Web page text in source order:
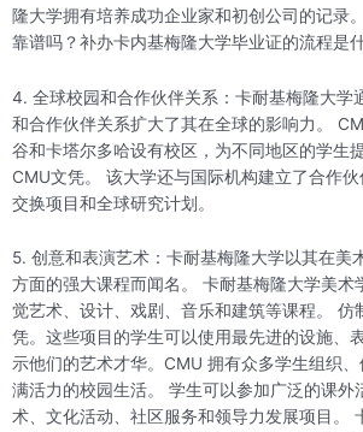
隆大学拥有培养成功企业家和初创公司的记录
靠谱吗？补办卡内基梅隆大学毕业证的流程是
4. 全球校园和合作伙伴关系：卡耐基梅隆大学
和合作伙伴关系扩大了其在全球的影响力。
谷和卡塔尔多哈设有校区，为不同地区的学生
CMU文凭。 该大学还与国际机构建立了合作
交换项目和全球研究计划。
5. 创意和表演艺术：卡耐基梅隆大学以其在美
方面的强大课程而闻名。 卡耐基梅隆大学美术
觉艺术、设计、戏剧、音乐和建筑等课程。 仿
凭。这些项目的学生可以使用最先进的设施、
示他们的艺术才华。CMU 拥有众多学生组织
满活力的校园生活。 学生可以参加广泛的课外
术、文化活动、社区服务和领导力发展项目。